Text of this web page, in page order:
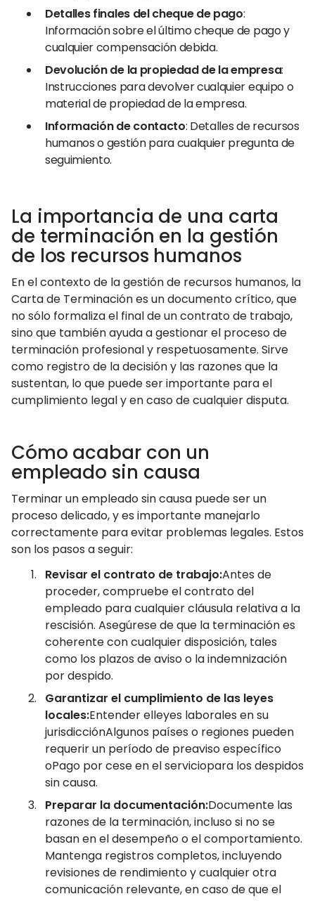
Detalles finales del cheque de pago:
Información sobre el último cheque de pago y
cualquier compensación debida.
Devolución de la propiedad de la empresa:
Instrucciones para devolver cualquier equipo o
material de propiedad de la empresa.
Información de contacto: Detalles de recursos
humanos o gestión para cualquier pregunta de
seguimiento.
La importancia de una carta
de terminación en la gestión
de los recursos humanos
En el contexto de la gestión de recursos humanos, la
Carta de Terminación es un documento crítico, que
no sólo formaliza el final de un contrato de trabajo,
sino que también ayuda a gestionar el proceso de
terminación profesional y respetuosamente. Sirve
como registro de la decisión y las razones que la
sustentan, lo que puede ser importante para el
cumplimiento legal y en caso de cualquier disputa.
Cómo acabar con un
empleado sin causa
Terminar un empleado sin causa puede ser un
proceso delicado, y es importante manejarlo
correctamente para evitar problemas legales. Estos
son los pasos a seguir:
Revisar el contrato de trabajo:Antes de
proceder, compruebe el contrato del
empleado para cualquier cláusula relativa a la
rescisión. Asegúrese de que la terminación es
coherente con cualquier disposición, tales
como los plazos de aviso o la indemnización
por despido.
Garantizar el cumplimiento de las leyes
locales:Entender elleyes laborales en su
jurisdicciónAlgunos países o regiones pueden
requerir un período de preaviso específico
oPago por cese en el serviciopara los despidos
sin causa.
Preparar la documentación:Documente las
razones de la terminación, incluso si no se
basan en el desempeño o el comportamiento.
Mantenga registros completos, incluyendo
revisiones de rendimiento y cualquier otra
comunicación relevante, en caso de que el